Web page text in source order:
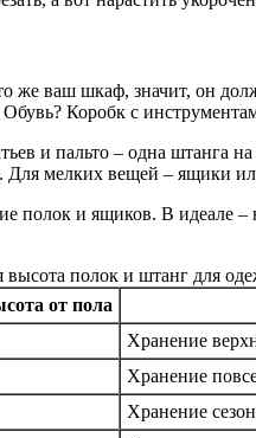
же ваш шкаф, значит, он
Коробк с
и пальто – одна штанга
Для мелких вещей – ящики
полок и ящиков. В идеале
высота полок и штанг для
от пола
Хранение
Хранение
Хранение